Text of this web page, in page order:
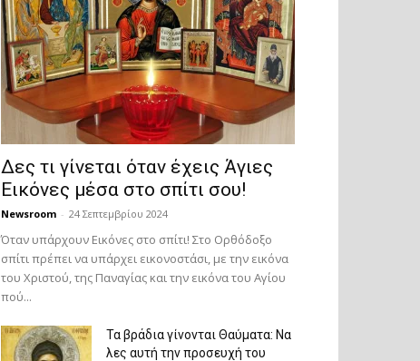
Δες τι γίνεται όταν έχεις Άγιες
Εικόνες μέσα στο σπίτι σου!
Newsroom - 24 Σεπτεμβρίου 2024
Όταν υπάρχουν Εικόνες στο σπίτι! Στο Ορθόδοξο
σπίτι πρέπει να υπάρχει εικονοστάσι, με την εικόνα
του Χριστού, της Παν­αγίας και την εικόνα του Αγίου
πού...
Τα βράδια γίνονται Θαύματα: Να
λες αυτή την προσευχή του